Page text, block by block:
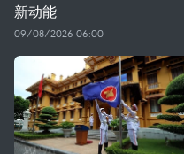
新动能
09/08/2026 06:00